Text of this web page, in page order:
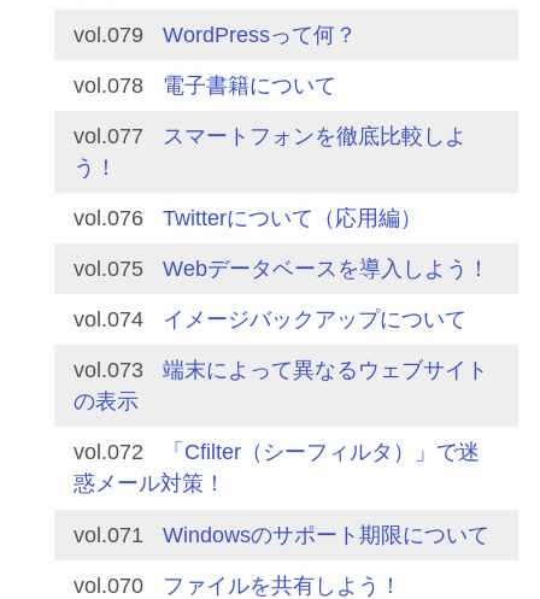
vol.079 WordPressって何？
vol.078 電子書籍について
vol.077
スマートフォンを徹底比較しよ
う！
vol.076 Twitterについて（応用編）
vol.075 Webデータベースを導入しよう！
vol.074 イメージバックアップについて
vol.073
端末によって異なるウェブサイト
の表示
vol.072
「Cfilter（シーフィルタ）」で迷
惑メール対策！
vol.071 Windowsのサポート期限について
vol.070 ファイルを共有しよう！